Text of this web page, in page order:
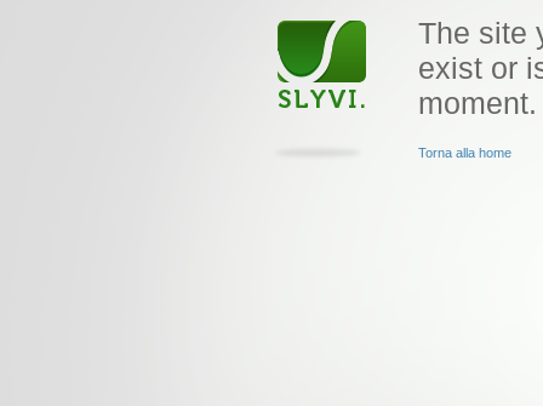
The site
exist or
moment.
Torna alla home